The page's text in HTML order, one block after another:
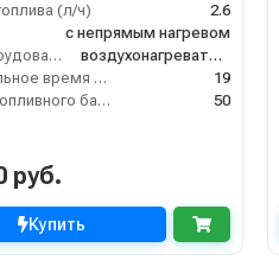
(л/ч)
2.6
с непрямым нагревом
Тип оборудования
воздухонагреватель
Минимальное время работы при полном баке (ч)
19
Объём топливного бака (л)
50
руб.
Купить